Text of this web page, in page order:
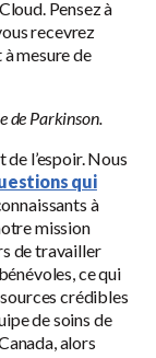
Pensez à
recevrez
mesure de
de Parkinson.
de l’espoir. Nous
qui
à
mission
de travailler
ce qui
crédibles
de soins de
alors